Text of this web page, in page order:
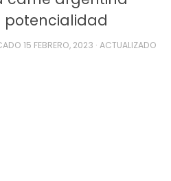
potencialidad
15 FEBRERO, 2023 · ACTUALIZADO